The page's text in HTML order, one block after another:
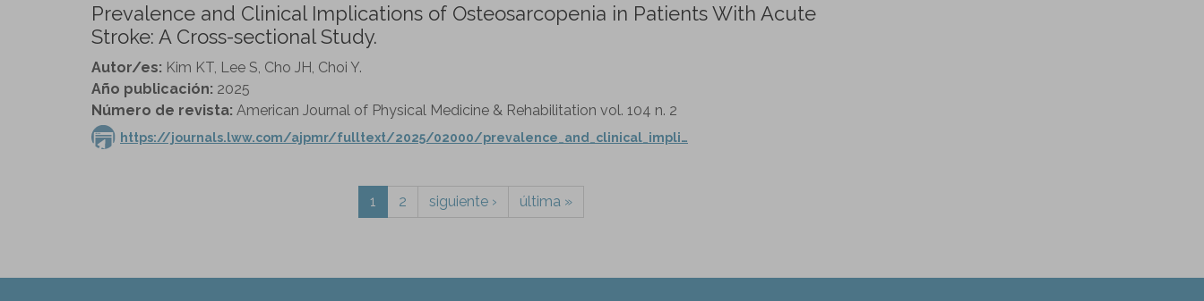
Prevalence and Clinical Implications of Osteosarcopenia in Patients With Acute
Stroke: A Cross-sectional Study.
Autor/es: Kim KT, Lee S, Cho JH, Choi Y.
Año publicación: 2025
Número de revista: American Journal of Physical Medicine & Rehabilitation vol. 104 n. 2
https://journals.lww.com/ajpmr/fulltext/2025/02000/prevalence_and_clinical_impli…
1 2 siguiente › última »